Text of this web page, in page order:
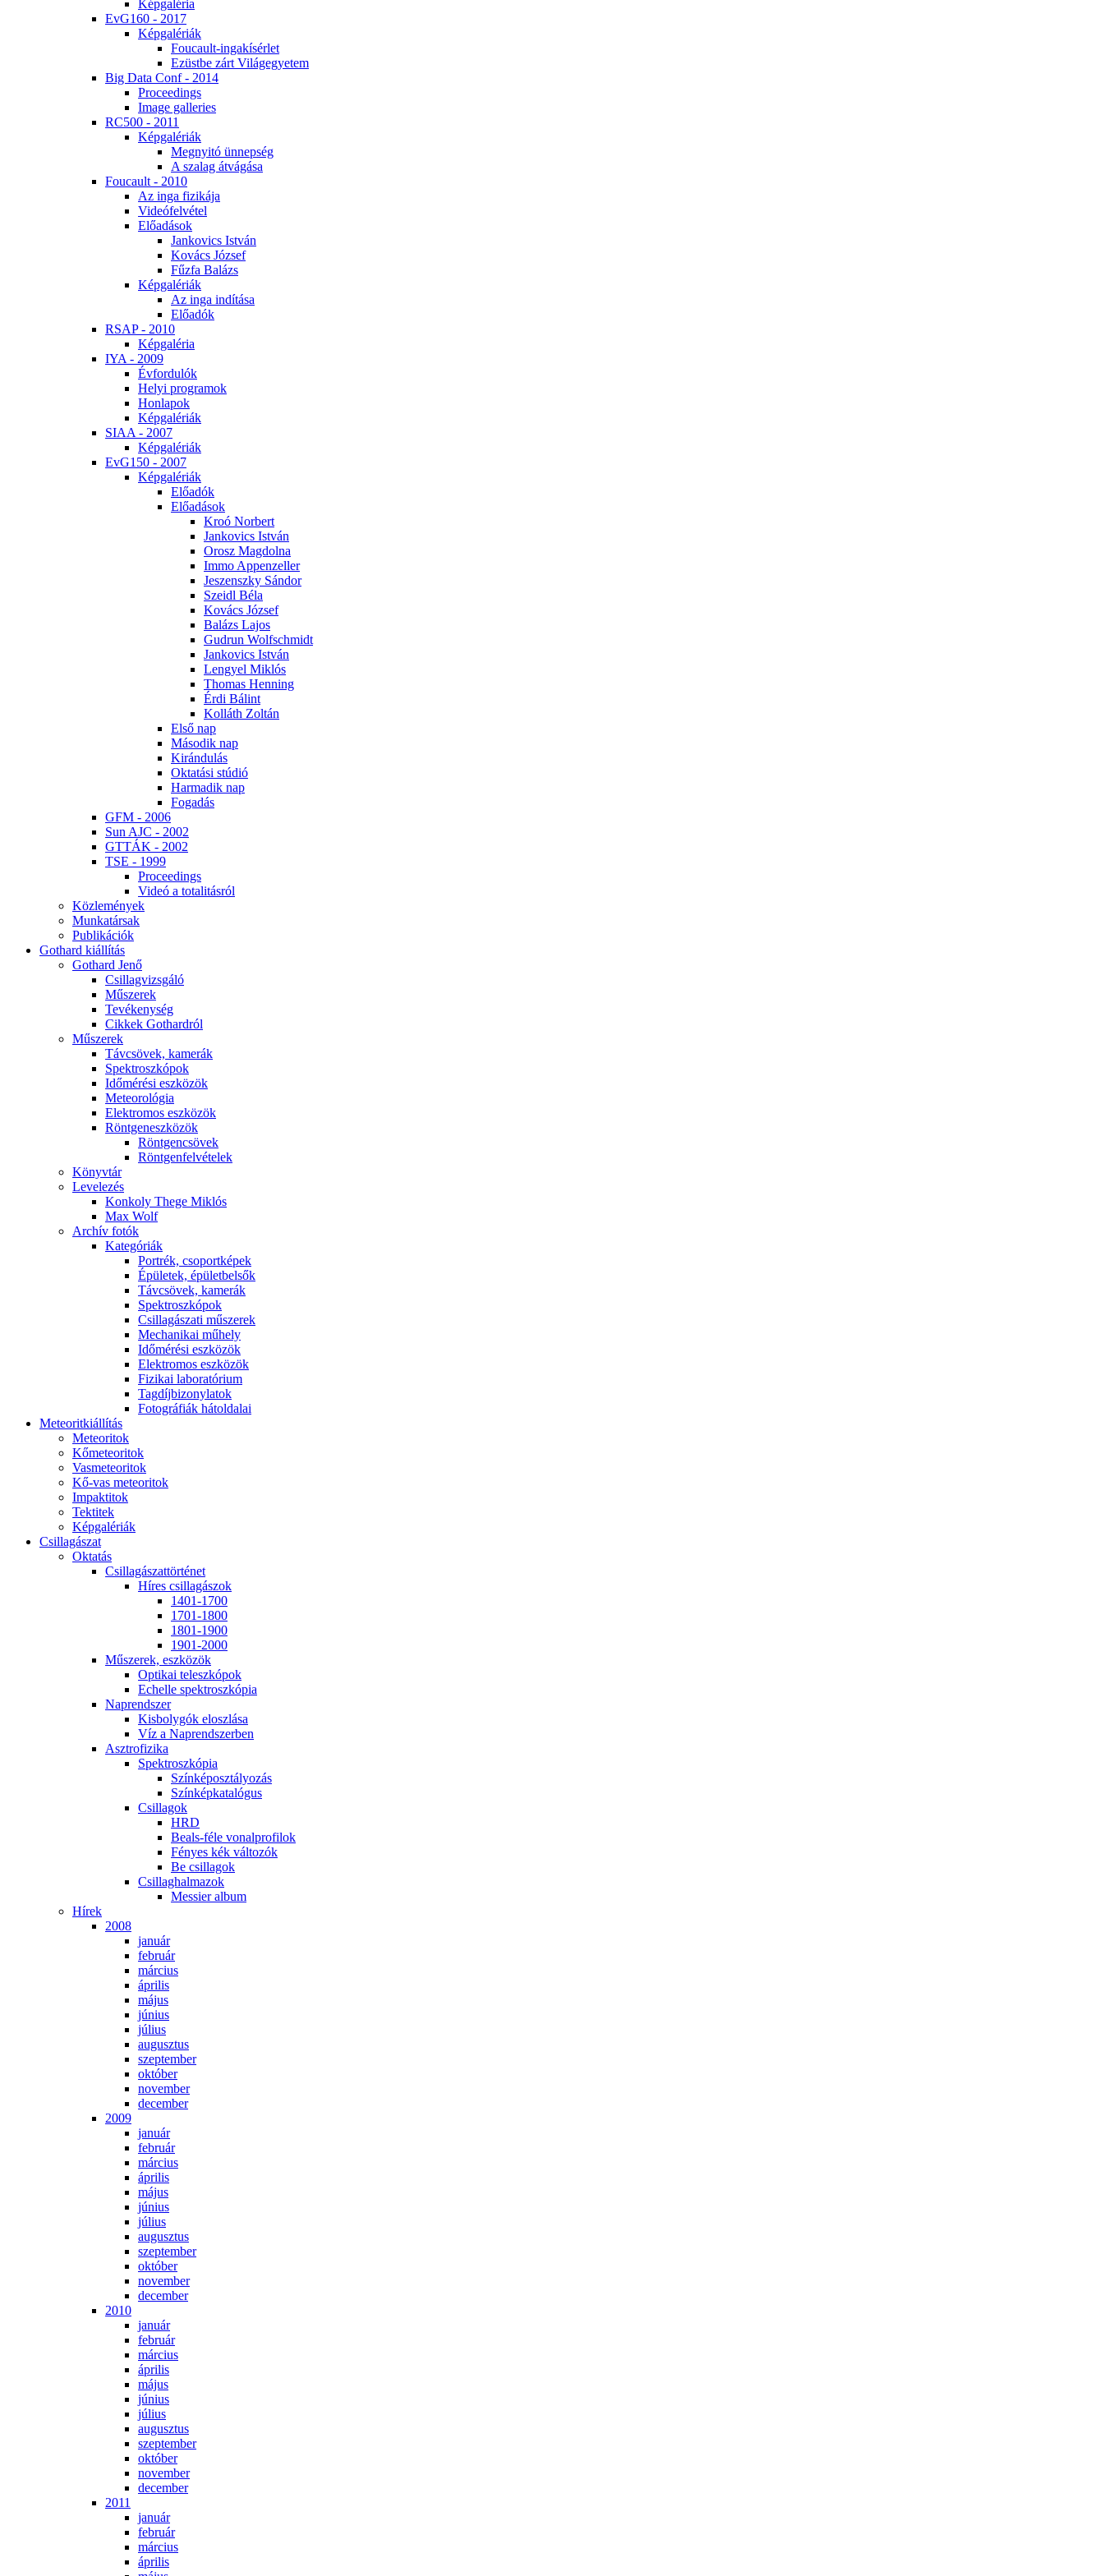
Kép­ga­lé­ria
EvG160 - 2017
Kép­ga­lé­ri­ák
Fo­u­ca­ult-in­ga­kí­sér­let
Ezüst­be zárt Vi­lág­egye­tem
Big Da­ta Conf - 2014
Pro­ce­e­dings
Image gal­le­ri­es
RC500 - 2011
Kép­ga­lé­ri­ák
Meg­nyi­tó ün­nep­ség
A sza­lag át­vá­gá­sa
Fo­u­ca­ult - 2010
Az in­ga fi­zi­ká­ja
Vi­de­ó­fel­vé­tel
Elő­adá­sok
Jan­ko­vics Ist­ván
Ko­vács Jó­zsef
Fűz­fa Ba­lázs
Kép­ga­lé­ri­ák
Az in­ga in­dí­tá­sa
Elő­adók
RSAP - 2010
Kép­ga­lé­ria
IYA - 2009
Év­for­du­lók
He­lyi prog­ra­mok
Hon­la­pok
Kép­ga­lé­ri­ák
SI­AA - 2007
Kép­ga­lé­ri­ák
EvG150 - 2007
Kép­ga­lé­ri­ák
Elő­adók
Elő­adá­sok
Kroó Nor­bert
Jan­ko­vics Ist­ván
Orosz Mag­dol­na
Im­mo Ap­pen­zel­ler
Je­szensz­ky Sán­dor
Szeidl Bé­la
Ko­vács Jó­zsef
Ba­lázs La­jos
Gud­run Wolfsch­midt
Jan­ko­vics Ist­ván
Len­gyel Mik­lós
Tho­mas Hen­ning
Ér­di Bá­lint
Kol­láth Zol­tán
El­ső nap
Má­so­dik nap
Ki­rán­du­lás
Ok­ta­tá­si stú­dió
Har­ma­dik nap
Fo­ga­dás
GFM - 2006
Sun AJC - 2002
GT­TÁK - 2002
TSE - 1999
Pro­ce­e­dings
Vi­deó a to­ta­li­tás­ról
Köz­le­mé­nyek
Mun­ka­tár­sak
Pub­li­ká­ci­ók
Got­hard ki­ál­lí­tás
Got­hard Je­nő
Csil­lag­vizs­gá­ló
Mű­sze­rek
Te­vé­keny­ség
Cik­kek Got­hard­ról
Mű­sze­rek
Táv­csö­vek, ka­me­rák
Spekt­rosz­kó­pok
Idő­mé­ré­si esz­kö­zök
Me­te­o­ro­ló­gia
Elekt­ro­mos esz­kö­zök
Rönt­gen­esz­kö­zök
Rönt­gen­csö­vek
Rönt­gen­fel­vé­te­lek
Könyv­tár
Le­ve­le­zés
Kon­koly The­ge Mik­lós
Max Wolf
Ar­chív fo­tók
Ka­te­gó­ri­ák
Port­rék, cso­port­ké­pek
Épü­le­tek, épü­let­bel­sők
Táv­csö­vek, ka­me­rák
Spekt­rosz­kó­pok
Csil­la­gá­sza­ti mű­sze­rek
Me­cha­ni­kai mű­hely
Idő­mé­ré­si esz­kö­zök
Elekt­ro­mos esz­kö­zök
Fi­zi­kai la­bo­ra­tó­ri­um
Tag­díj­bi­zony­la­tok
Fo­tog­rá­fi­ák hát­ol­da­lai
Me­te­o­rit­ki­ál­lí­tás
Me­te­o­ri­tok
Kő­me­te­o­ri­tok
Vas­me­te­o­ri­tok
Kő-vas me­te­o­ri­tok
Imp­ak­ti­tok
Tek­ti­tek
Kép­ga­lé­ri­ák
Csil­la­gá­szat
Ok­ta­tás
Csil­la­gá­szat­tör­té­net
Hí­res csil­la­gá­szok
1401-1700
1701-1800
1801-1900
1901-2000
Mű­sze­rek, esz­kö­zök
Op­ti­kai te­lesz­kó­pok
Echel­le spekt­rosz­kó­pia
Nap­rend­szer
Kis­boly­gók el­osz­lá­sa
Víz a Nap­rend­szer­ben
Aszt­ro­fi­zi­ka
Spekt­rosz­kó­pia
Szín­kép­osz­tá­lyo­zás
Szín­kép­ka­ta­ló­gus
Csil­la­gok
HRD
Be­als-fé­le vo­nal­pro­fi­lok
Fé­nyes kék vál­to­zók
Be csil­la­gok
Csil­lag­hal­ma­zok
Mes­si­er al­bum
Hí­rek
2008
ja­nu­ár
feb­ru­ár
már­ci­us
áp­ri­lis
má­jus
jú­ni­us
jú­li­us
au­gusz­tus
szep­tem­ber
ok­tó­ber
no­vem­ber
de­cem­ber
2009
ja­nu­ár
feb­ru­ár
már­ci­us
áp­ri­lis
má­jus
jú­ni­us
jú­li­us
au­gusz­tus
szep­tem­ber
ok­tó­ber
no­vem­ber
de­cem­ber
2010
ja­nu­ár
feb­ru­ár
már­ci­us
áp­ri­lis
má­jus
jú­ni­us
jú­li­us
au­gusz­tus
szep­tem­ber
ok­tó­ber
no­vem­ber
de­cem­ber
2011
ja­nu­ár
feb­ru­ár
már­ci­us
áp­ri­lis